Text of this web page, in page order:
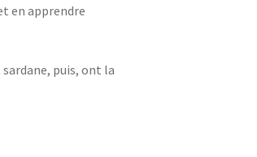
en apprendre
puis, ont la